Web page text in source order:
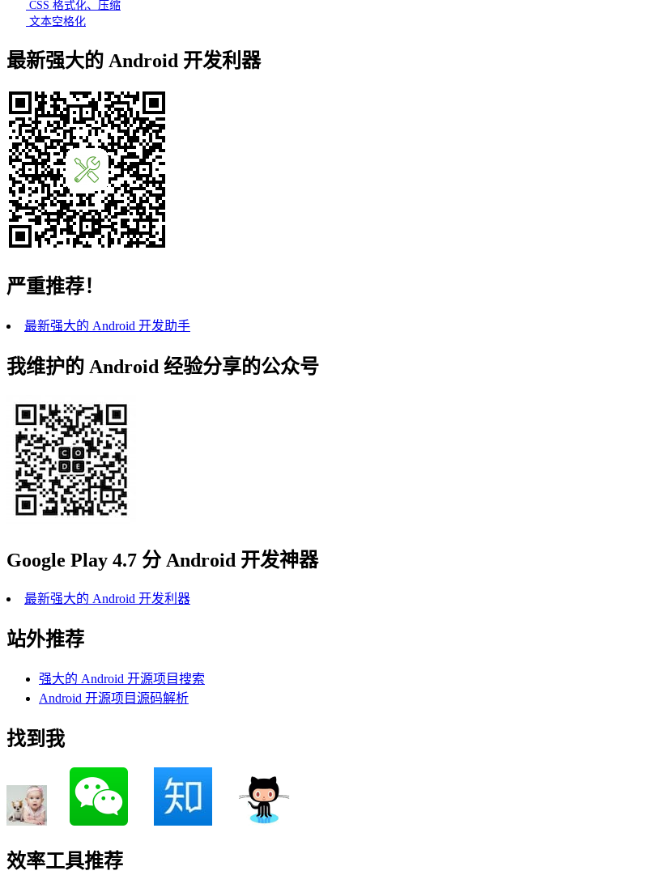
CSS 格式化、压缩
文本空格化
最新强大的 Android 开发利器
严重推荐！
最新强大的 Android 开发助手
我维护的 Android 经验分享的公众号
Google Play 4.7 分 Android 开发神器
最新强大的 Android 开发利器
站外推荐
强大的 Android 开源项目搜索
Android 开源项目源码解析
找到我
效率工具推荐